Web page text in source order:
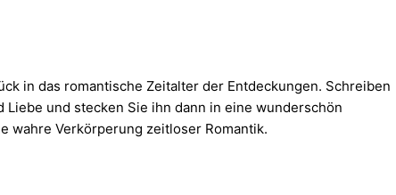
in das romantische Zeitalter der Entdeckungen. Schreiben
und stecken Sie ihn dann in eine wunderschön
wahre Verkörperung zeitloser Romantik.